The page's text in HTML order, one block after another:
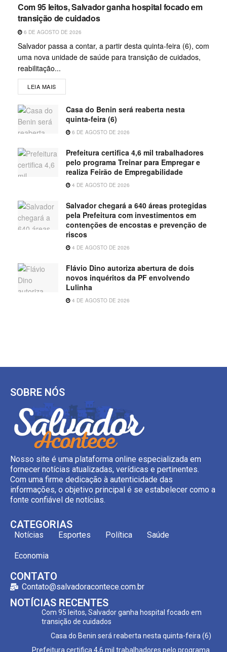
Com 95 leitos, Salvador ganha hospital focado em
transição de cuidados
6 DE AGOSTO DE 2026
Salvador passa a contar, a partir desta quinta-feira (6), com
uma nova unidade de saúde para transição de cuidados,
reabilitação...
LEIA MAIS
Casa do Benin será reaberta nesta
quinta-feira (6)
6 DE AGOSTO DE 2026
Prefeitura certifica 4,6 mil trabalhadores
pelo programa Treinar para Empregar e
realiza Feirão de Empregabilidade
4 DE AGOSTO DE 2026
Salvador chegará a 640 áreas protegidas
pela Prefeitura com investimentos em
contenções de encostas e prevenção de
riscos
4 DE AGOSTO DE 2026
Flávio Dino autoriza abertura de dois
novos inquéritos da PF envolvendo
Lulinha
4 DE AGOSTO DE 2026
SOBRE NÓS
Nosso site é uma plataforma online especializada em
fornecer notícias atualizadas, verídicas e pertinentes.
Com uma firme dedicação à autenticidade das
informações, o objetivo principal é se estabelecer como a
fonte confiável de notícias.
CATEGORIAS
Notícias Esportes Política Saúde
Economia
CONTATO
Contato@salvadoracontece.com.br
NOTÍCIAS RECENTES
Com 95 leitos, Salvador ganha hospital focado em
transição de cuidados
Casa do Benin será reaberta nesta quinta-feira (6)
Prefeitura certifica 4,6 mil trabalhadores pelo programa